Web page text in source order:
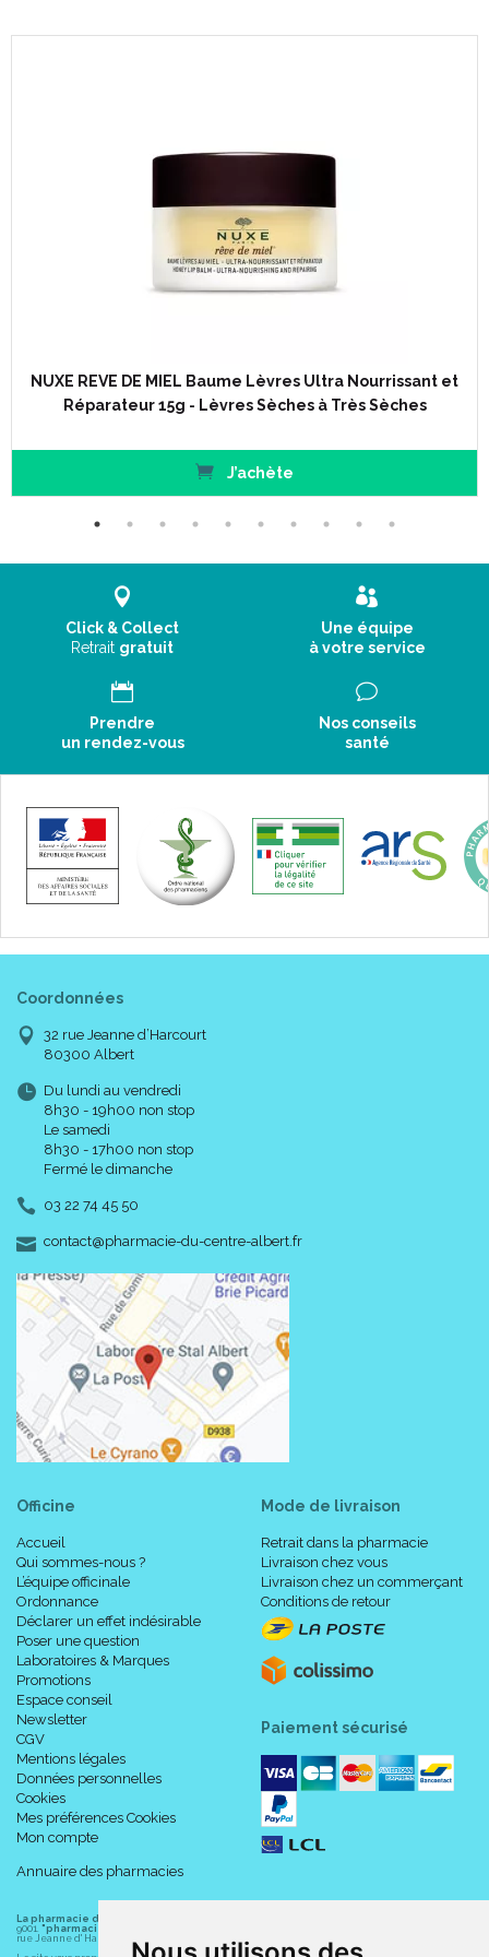
NUXE REVE DE MIEL Baume Lèvres Ultra Nourrissant et
Réparateur 15g - Lèvres Sèches à Très Sèches
J’achète
Click & Collect
Retrait gratuit
Une équipe
à votre service
Prendre
un rendez-vous
Nos conseils
santé
Coordonnées
32 rue Jeanne d’Harcourt
80300 Albert
Du lundi au vendredi
8h30 - 19h00 non stop
Le samedi
8h30 - 17h00 non stop
Fermé le dimanche
03 22 74 45 50
contact-
@-
pharmacie-du-centre-albert.fr
Officine
Accueil
Qui sommes-nous ?
L’équipe officinale
Ordonnance
Déclarer un effet indésirable
Poser une question
Laboratoires & Marques
Promotions
Espace conseil
Newsletter
CGV
Mentions légales
Données personnelles
Cookies
Mes préférences Cookies
Mon compte
Annuaire des pharmacies
Mode de livraison
Retrait dans la pharmacie
Livraison chez vous
Livraison chez un commerçant
Conditions de retour
Paiement sécurisé
La pharmacie du centre à Albert
9001. "pharmacie-du-centre-albert.fr "
rue Jeanne d' Harcourt, 80300 Albert.